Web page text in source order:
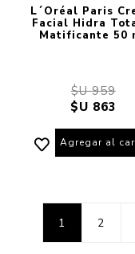
L´Oréal Paris
Facial Hidra
Matificante 50
$U 959
$U 863
Agregar al
1 2